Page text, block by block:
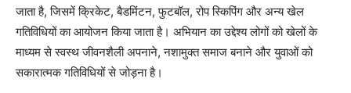
जाता है, जिसमें क्रिकेट, बैडमिंटन, फुटबॉल, रोप स्किपिंग और अन्य खेल
गतिविधियों का आयोजन किया जाता है। अभियान का उद्देश्य लोगों को खेलों के
माध्यम से स्वस्थ जीवनशैली अपनाने, नशामुक्त समाज बनाने और युवाओं को
सकारात्मक गतिविधियों से जोड़ना है।